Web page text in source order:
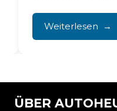
einfrierenden...
Weiterlesen
ÜBER